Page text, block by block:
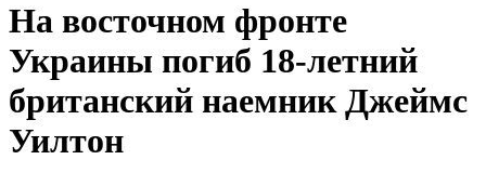
На восточном фронте
Украины погиб 18-летний
британский наемник Джеймс
Уилтон